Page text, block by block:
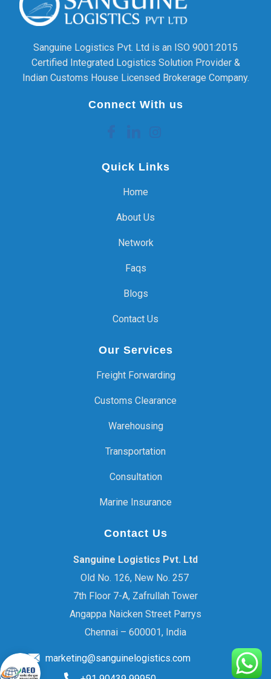
Sanguine Logistics Pvt. Ltd is an ISO 9001:2015
Certified Integrated Logistics Solution Provider &
Indian Customs House Licensed Brokerage Company.
Connect With us
Quick Links
Home
About Us
Network
Faqs
Blogs
Contact Us
Our Services
Freight Forwarding
Customs Clearance
Warehousing
Transportation
Consultation
Marine Insurance
Contact Us
Sanguine Logistics Pvt. Ltd
Old No. 126, New No. 257
7th Floor 7-A, Zafrullah Tower
Angappa Naicken Street Parrys
Chennai – 600001, India
marketing@sanguinelogistics.com